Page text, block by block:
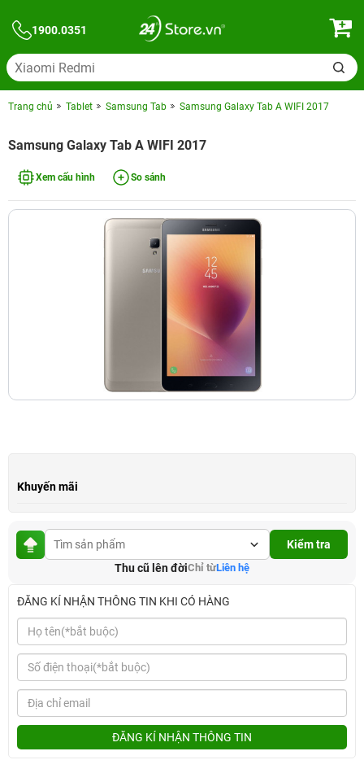
1900.0351
Trang chủ Tablet Samsung Tab Samsung Galaxy Tab A WIFI 2017
Samsung Galaxy Tab A WIFI 2017
Xem cấu hình So sánh
Khuyến mãi
Kiểm tra
Thu cũ lên đờiChỉ từLiên hệ
ĐĂNG KÍ NHẬN THÔNG TIN KHI CÓ HÀNG
ĐĂNG KÍ NHẬN THÔNG TIN